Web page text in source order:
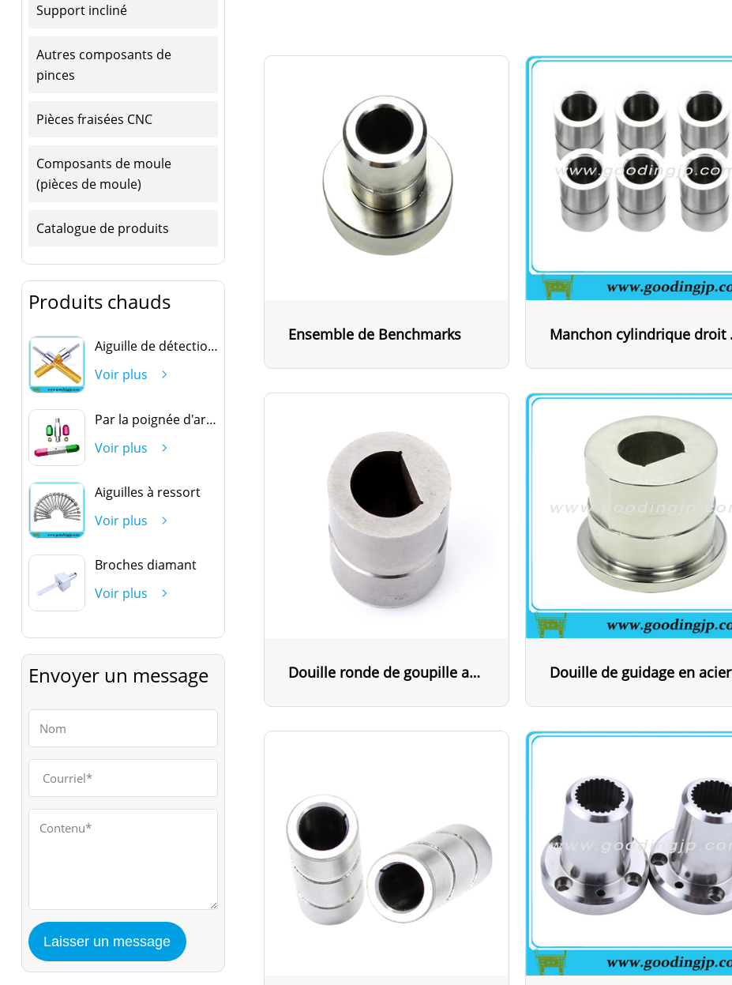
Support incliné
Autres composants de
pinces
Pièces fraisées CNC
Composants de moule
(pièces de moule)
Catalogue de produits
Produits chauds
Aiguille de détection ovale
Voir plus
Par la poignée d'arrêt
Voir plus
Aiguilles à ressort
Voir plus
Broches diamant
Voir plus
Envoyer un message
Ensemble de Benchmarks
Douille ronde de goupille anti - rotation de trou d